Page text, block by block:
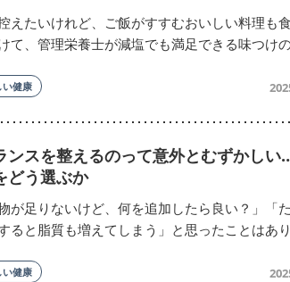
控えたいけれど、ご飯がすすむおいしい料理も
て、管理栄養士が減塩でも満足できる味つけ
い健康
ンスを整えるのって意外とむずかしい
どう選ぶか
物が足りないけど、何を追加したら良い？」「
ると脂質も増えてしまう」と思ったことはあ
い健康